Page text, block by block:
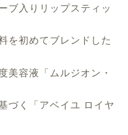
ブ入りリップスティッ
を初めてブレンドした
美容液「ムルジオン・
づく「アベイユ ロイヤ